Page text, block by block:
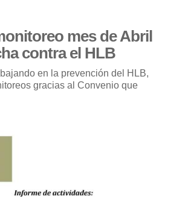
mes de Abril
contra el HLB
en la prevención del HLB,
gracias al Convenio que